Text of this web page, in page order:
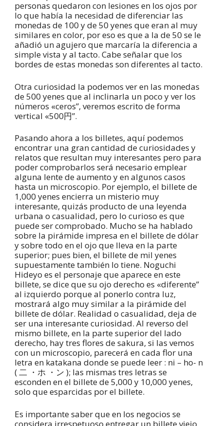
personas quedaron con lesiones en los ojos por
lo que había la necesidad de diferenciar las
monedas de 100 y de 50 yenes que eran al muy
similares en color, por eso es que a la de 50 se le
añadió un agujero que marcaría la diferencia a
simple vista y al tacto. Cabe señalar que los
bordes de estas monedas son diferentes al tacto.
Otra curiosidad la podemos ver en las monedas
de 500 yenes que al inclinarla un poco y ver los
números «ceros”, veremos escrito de forma
vertical «500円”.
Pasando ahora a los billetes, aquí podemos
encontrar una gran cantidad de curiosidades y
relatos que resultan muy interesantes pero para
poder comprobarlos será necesario emplear
alguna lente de aumento y en algunos casos
hasta un microscopio. Por ejemplo, el billete de
1,000 yenes encierra un misterio muy
interesante, quizás producto de una leyenda
urbana o casualidad, pero lo curioso es que
puede ser comprobado. Mucho se ha hablado
sobre la pirámide impresa en el billete de dólar
y sobre todo en el ojo que lleva en la parte
superior; pues bien, el billete de mil yenes
supuestamente también lo tiene. Noguchi
Hideyo es el personaje que aparece en este
billete, se dice que su ojo derecho es «diferente”
al izquierdo porque al ponerlo contra luz,
mostrará algo muy similar a la pirámide del
billete de dólar. Realidad o casualidad, deja de
ser una interesante curiosidad. Al reverso del
mismo billete, en la parte superior del lado
derecho, hay tres flores de sakura, si las vemos
con un microscopio, parecerá en cada flor una
letra en katakana donde se puede leer : ni – ho- n
( 二 ・ホ ・ン ); las mismas tres letras se
esconden en el billete de 5,000 y 10,000 yenes,
solo que esparcidas por el billete.
Es importante saber que en los negocios se
considera irrespetuoso entregar un billete viejo